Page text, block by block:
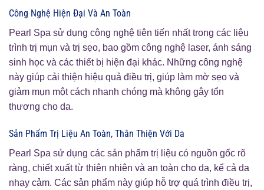
Công Nghệ Hiện Đại Và An Toàn
Pearl Spa sử dụng công nghệ tiên tiến nhất trong các liệu
trình trị mụn và trị sẹo, bao gồm công nghệ laser, ánh sáng
sinh học và các thiết bị hiện đại khác. Những công nghệ
này giúp cải thiện hiệu quả điều trị, giúp làm mờ sẹo và
giảm mụn một cách nhanh chóng mà không gây tổn
thương cho da.
Sản Phẩm Trị Liệu An Toàn, Thân Thiện Với Da
Pearl Spa sử dụng các sản phẩm trị liệu có nguồn gốc rõ
ràng, chiết xuất từ thiên nhiên và an toàn cho da, kể cả da
nhạy cảm. Các sản phẩm này giúp hỗ trợ quá trình điều trị,